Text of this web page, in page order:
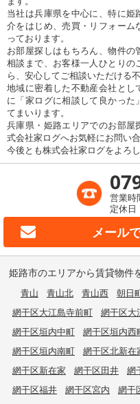
当社は兵庫県を中心に、特に
介をはじめ、売買・リフォー
っております。
お部屋探しはもちろん、物件
相談まで、お客様一人ひとり
ら、安心してご相談いただける
地域に密着した不動産会社と
に「家ログに相談して良かっ
てまいります。
兵庫県・姫路エリアでのお部
式会社家ログへお気軽にお問い合
今後とも株式会社家ログをよろ
営業時
定休日
メール
姫路市のエリアから賃貸物件
青山 青山北 青山西 朝日
網干区大江島寺前町
網干区大
網干区垣内中町
網干区垣内西
網干区垣内南町
網干区北新在
網干区新在家
網干区田井 網
網干区福井
網干区宮内 網干